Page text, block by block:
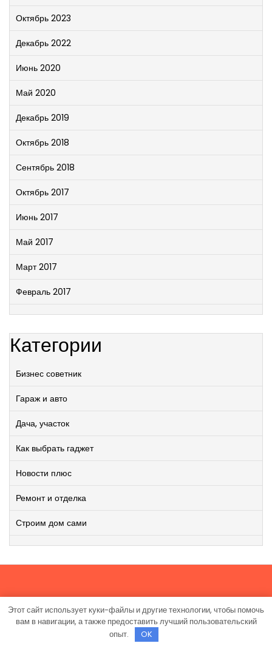
Октябрь 2023
Декабрь 2022
Июнь 2020
Май 2020
Декабрь 2019
Октябрь 2018
Сентябрь 2018
Октябрь 2017
Июнь 2017
Май 2017
Март 2017
Февраль 2017
Категории
Бизнес советник
Гараж и авто
Дача, участок
Как выбрать гаджет
Новости плюс
Ремонт и отделка
Строим дом сами
Работает на WordPress|Viral News WordPress Theme
TheMagnifico.
Этот сайт использует куки-файлы и другие технологии, чтобы помочь
вам в навигации, а также предоставить лучший пользовательский
опыт.
OK